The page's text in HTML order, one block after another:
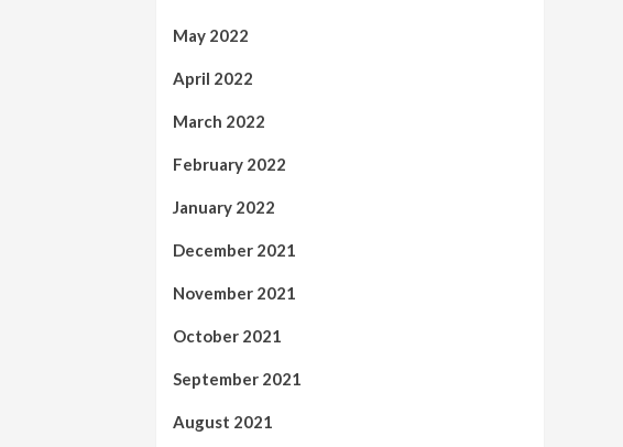
May 2022
April 2022
March 2022
February 2022
January 2022
December 2021
November 2021
October 2021
September 2021
August 2021